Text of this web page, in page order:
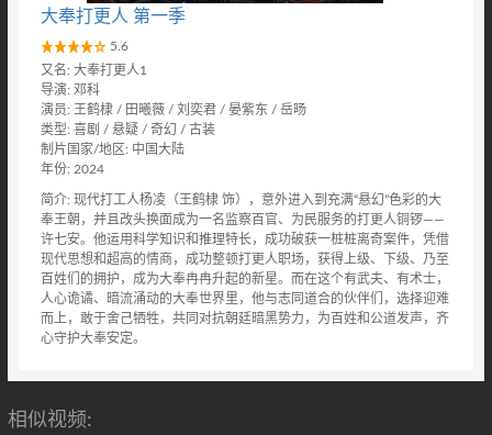
大奉打更人 第一季
5.6
又名: 大奉打更人1
导演: 邓科
演员: 王鹤棣 / 田曦薇 / 刘奕君 / 晏紫东 / 岳旸
类型: 喜剧 / 悬疑 / 奇幻 / 古装
制片国家/地区: 中国大陆
年份: 2024
简介: 现代打工人杨凌（王鹤棣 饰），意外进入到充满“悬幻”色彩的大
奉王朝，并且改头换面成为一名监察百官、为民服务的打更人铜锣——
许七安。他运用科学知识和推理特长，成功破获一桩桩离奇案件，凭借
现代思想和超高的情商，成功整顿打更人职场，获得上级、下级、乃至
百姓们的拥护，成为大奉冉冉升起的新星。而在这个有武夫、有术士，
人心诡谲、暗流涌动的大奉世界里，他与志同道合的伙伴们，选择迎难
而上，敢于舍己牺牲，共同对抗朝廷暗黑势力，为百姓和公道发声，齐
心守护大奉安定。
相似视频: